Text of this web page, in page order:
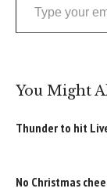
You Might
Thunder to hit
No Christmas